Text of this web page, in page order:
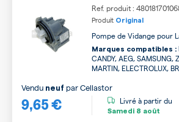
Ref. produit :
Produit Original
Pompe de Vidange pour
Marques compatibles :
CANDY, AEG, SAMSUNG,
MARTIN, ELECTROLUX,
9,65 €
Vendu neuf parCellastor
Livré à partir du
Samedi 8 août